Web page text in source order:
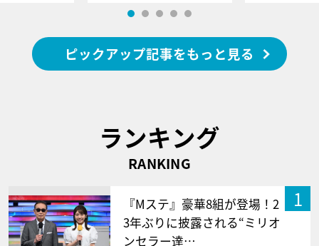
ピックアップ記事をもっと見る
ランキング
RANKING
1
『Mステ』豪華8組が登場！2
3年ぶりに披露される“ミリオ
ンセラー達…